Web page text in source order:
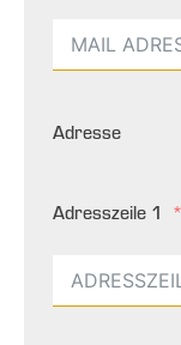
Adresse
Adresszeile 1